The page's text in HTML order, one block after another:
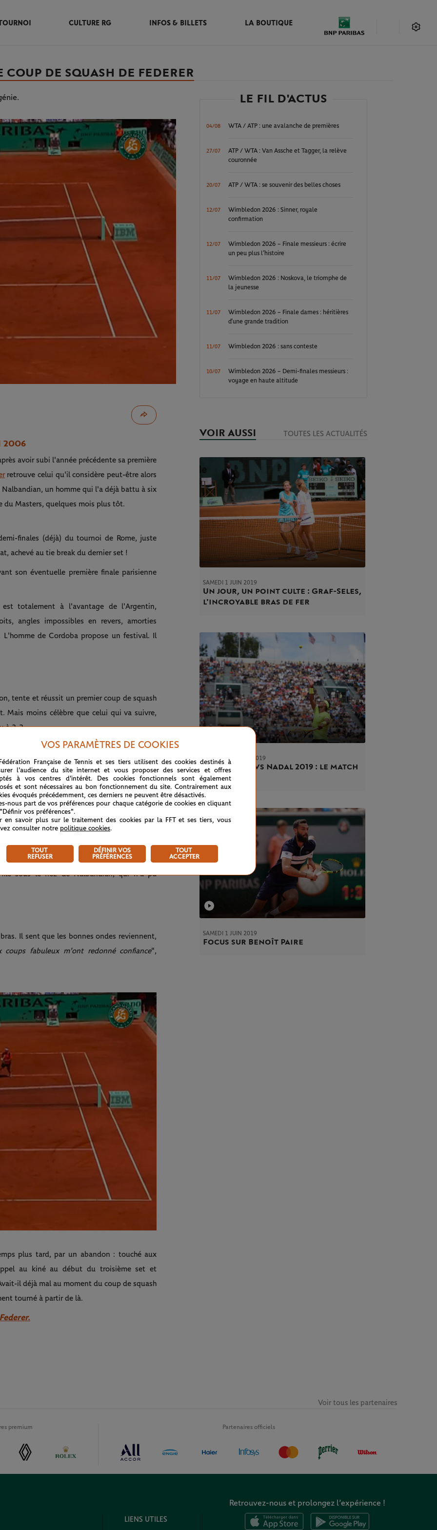
CULTURE RG INFOS & BILLETS LA BOUTIQUE
DE SQUASH DE FEDERER
2006
avoir subi l'année précédente sa première
retrouve celui qu'il considère peut-être alors
un homme qui l'a déjà battu à six
du Masters, quelques mois plus tôt.
finales (déjà) du tournoi de Rome, juste
achevé au tie break du dernier set !
son éventuelle première finale parisienne
totalement à l'avantage de l'Argentin,
angles impossibles en revers, amorties
L'homme de Cordoba propose un festival. Il
tente et réussit un premier coup de squash
moins célèbre que celui qui va suivre,
à 3-3.
s'instaure. L'Argentin a le dessus. Il
droit devant lui. Assez mal touchée, pour
un passing de coup droit presque à bout
bloquée, lob côté opposé. Federer court
arme sa prise marteau. Le "tweener" ne fait
un passing de coup droit "renversé", plein
sous le nez de Nalbandian, qui n'a pu
Il sent que les bonnes ondes reviennent,
coups fabuleux m'ont redonné confiance",
plus tard, par un abandon : touché aux
au kiné au début du troisième set et
il déjà mal au moment du coup de squash
tourné à partir de là.
LE FIL D'ACTUS
04/08 WTA / ATP : une avalanche de premières
27/07
ATP / WTA : Van Assche et Tagger, la relève
couronnée
20/07 ATP / WTA : se souvenir des belles choses
12/07
Wimbledon 2026 : Sinner, royale
confirmation
12/07
Wimbledon 2026 – Finale messieurs : écrire
un peu plus l’histoire
11/07
Wimbledon 2026 : Noskova, le triomphe de
la jeunesse
11/07
Wimbledon 2026 – Finale dames : héritières
d’une grande tradition
11/07 Wimbledon 2026 : sans conteste
10/07
Wimbledon 2026 – Demi-finales messieurs :
voyage en haute altitude
VOIR AUSSI TOUTES LES ACTUALITÉS
SAMEDI 1 JUIN 2019
Un jour, un point culte : Graf-Seles,
l'incroyable bras de fer
VENDREDI 31 MAI 2019
Nadal 2005 vs Nadal 2019 : le match
!
SAMEDI 1 JUIN 2019
Focus sur Benoît Paire
premium Partenaires officiels
Voir tous les partenaires
LIENS UTILES
Retrouvez-nous et prolongez l’expérience !
VOS PARAMÈTRES DE COOKIES
Française de Tennis et ses tiers utilisent des cookies destinés à
l'audience du site internet et vous proposer des services et offres
à vos centres d'intérêt. Des cookies fonctionnels sont également
et sont nécessaires au bon fonctionnement du site. Contrairement aux
évoqués précédemment, ces derniers ne peuvent être désactivés.
nous part de vos préférences pour chaque catégorie de cookies en cliquant
vos préférences".
en savoir plus sur le traitement des cookies par la FFT et ses tiers, vous
consulter notre politique cookies.
TOUT
REFUSER
DÉFINIR VOS
PRÉFÉRENCES
TOUT
ACCEPTER